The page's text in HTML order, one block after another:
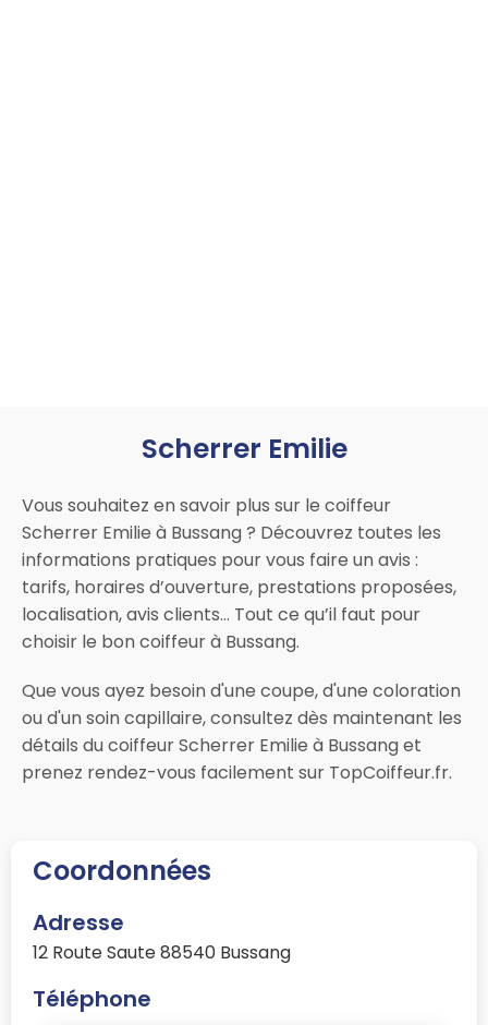
Scherrer Emilie
Vous souhaitez en savoir plus sur le coiffeur
Scherrer Emilie à Bussang ? Découvrez toutes les
informations pratiques pour vous faire un avis :
tarifs, horaires d’ouverture, prestations proposées,
localisation, avis clients… Tout ce qu’il faut pour
choisir le bon coiffeur à Bussang.
Que vous ayez besoin d'une coupe, d'une coloration
ou d'un soin capillaire, consultez dès maintenant les
détails du coiffeur Scherrer Emilie à Bussang et
prenez rendez-vous facilement sur TopCoiffeur.fr.
Coordonnées
Adresse
12 Route Saute 88540 Bussang
Téléphone